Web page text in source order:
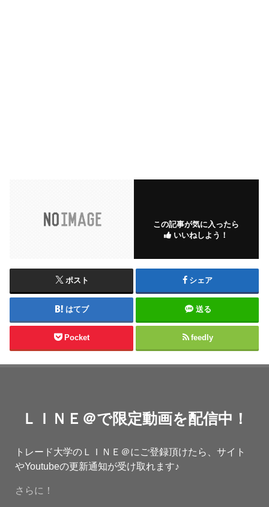
この記事が気に入ったら
いいねしよう！
ポスト シェア
はてブ 送る
Pocket feedly
ＬＩＮＥ＠で限定動画を配信中！
トレード大学のＬＩＮＥ＠にご登録頂けたら、サイト
やYoutubeの更新通知が受け取れます♪
さらに！